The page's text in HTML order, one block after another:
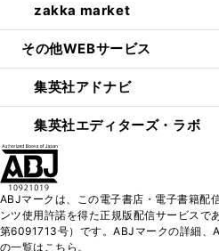
zakka market
その他WEBサービス
集英社アドナビ
集英社エディターズ・ラボ
ABJマークは、この電子書店・電子書籍配
ンツ使用許諾を得た正規版配信サービスで
第6091713号）です。ABJマークの詳細、
の一覧はこちら。